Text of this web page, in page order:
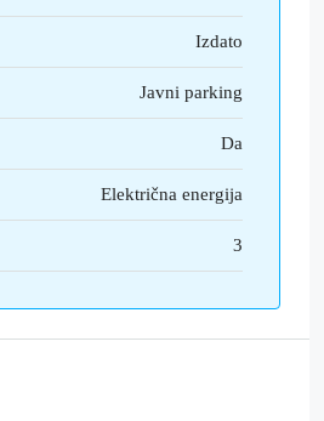
Izdato
Javni parking
Da
Električna energija
3